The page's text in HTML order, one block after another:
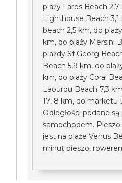
plaży Faros Beach
Lighthouse Beach
beach 2,5 km, do
km, do plaży Mersini
plażdy St.Georg
Beach 5,9 km, do
km, do plaży Coral
Laourou Beach 7,3
17, 8 km, do marketu
Odległości podane
samochodem.
jest na plaże Venus
minut pieszo,